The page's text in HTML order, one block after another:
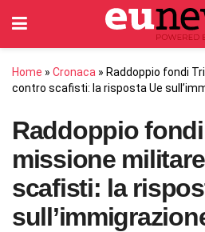
Home » Cronaca » Raddoppio fondi
contro scafisti: la risposta Ue
Raddoppio
missione
scafisti: la